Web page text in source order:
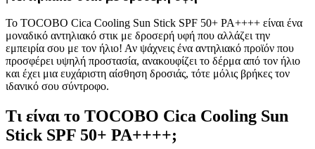
Το TOCOBO Cica Cooling Sun Stick SPF 50+ PA++++ είναι ένα
μοναδικό αντηλιακό στικ με δροσερή υφή που αλλάζει την
εμπειρία σου με τον ήλιο! Αν ψάχνεις ένα αντηλιακό προϊόν που
προσφέρει υψηλή προστασία, ανακουφίζει το δέρμα από τον ήλιο
και έχει μια ευχάριστη αίσθηση δροσιάς, τότε μόλις βρήκες τον
ιδανικό σου σύντροφο.
Τι είναι το TOCOBO Cica Cooling Sun
Stick SPF 50+ PA++++;